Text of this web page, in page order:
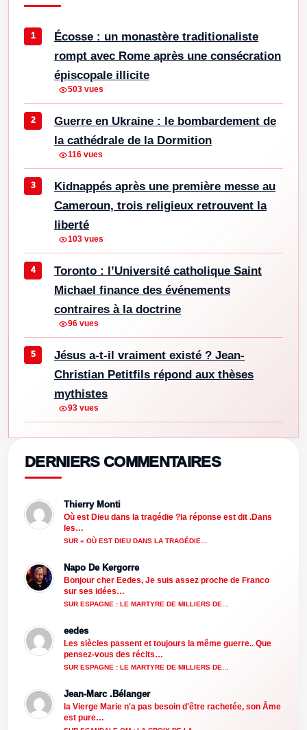
Écosse : un monastère traditionaliste
rompt avec Rome après une consécration
épiscopale illicite
503 vues
Guerre en Ukraine : le bombardement de
la cathédrale de la Dormition
116 vues
Kidnappés après une première messe au
Cameroun, trois religieux retrouvent la
liberté
103 vues
Toronto : l’Université catholique Saint
Michael finance des événements
contraires à la doctrine
96 vues
Jésus a-t-il vraiment existé ? Jean-
Christian Petitfils répond aux thèses
mythistes
93 vues
DERNIERS COMMENTAIRES
Thierry Monti
Où est Dieu dans la tragédie ?la réponse est dit .Dans
les…
SUR « OÙ EST DIEU DANS LA TRAGÉDIE…
Napo De Kergorre
Bonjour cher Eedes, Je suis assez proche de Franco
sur ses idées…
SUR ESPAGNE : LE MARTYRE DE MILLIERS DE…
eedes
Les siècles passent et toujours la même guerre.. Que
pensez-vous des récits…
SUR ESPAGNE : LE MARTYRE DE MILLIERS DE…
Jean-Marc .Bélanger
la Vierge Marie n'a pas besoin d'être rachetée, son Âme
est pure…